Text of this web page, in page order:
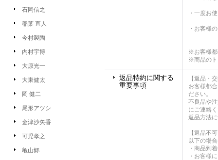
石岡信之
稲葉 直人
今村製陶
内村宇博
大原光一
大東健太
岡 健二
尾形アツシ
金津沙矢香
可児孝之
亀山郷
・一度お
・お客様
※お客様都
※商品のト
返品特約に関する
重要事項
【返品・
お客様都
ださい。
不良品や
にご連絡
返品方法
【返品不
以下の場
・商品到
・お客様